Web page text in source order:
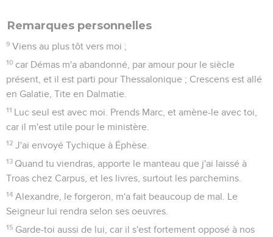
Remarques personnelles
9 Viens au plus tôt vers moi ;
10 car Démas m'a abandonné, par amour pour le siècle
présent, et il est parti pour Thessalonique ; Crescens est allé
en Galatie, Tite en Dalmatie.
11 Luc seul est avec moi. Prends Marc, et amène-le avec toi,
car il m'est utile pour le ministère.
12 J'ai envoyé Tychique à Éphèse.
13 Quand tu viendras, apporte le manteau que j'ai laissé à
Troas chez Carpus, et les livres, surtout les parchemins.
14 Alexandre, le forgeron, m'a fait beaucoup de mal. Le
Seigneur lui rendra selon ses oeuvres.
15 Garde-toi aussi de lui, car il s'est fortement opposé à nos